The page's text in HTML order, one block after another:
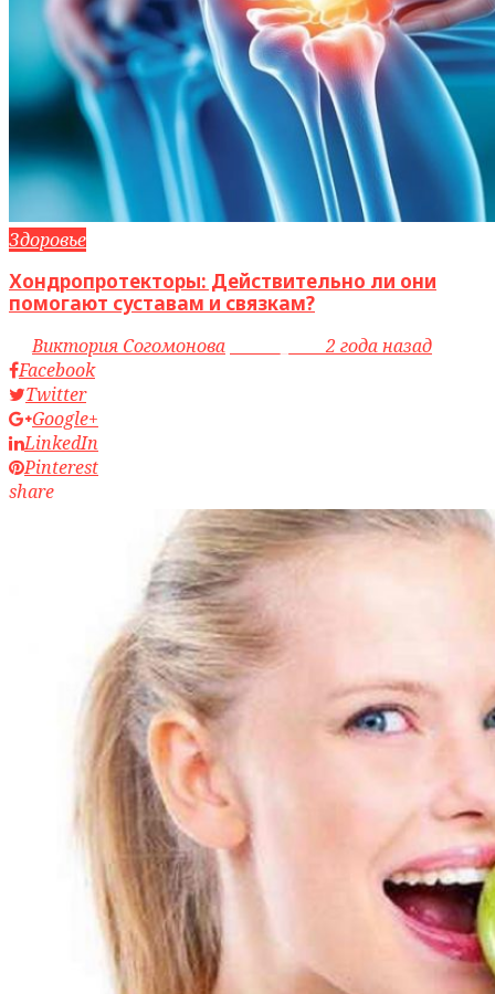
Здоровье
Хондропротекторы: Действительно ли они
помогают суставам и связкам?
byВиктория Согомонова access_time2 года назад
Facebook
Twitter
Google+
LinkedIn
Pinterest
share